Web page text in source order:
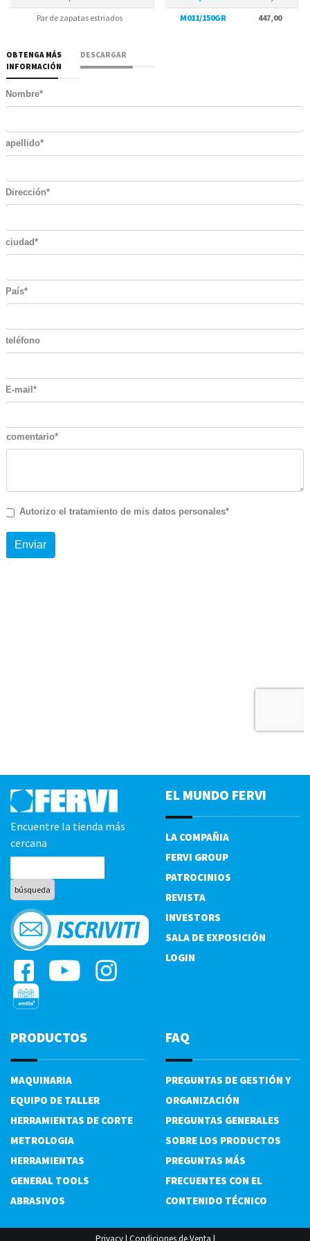
Par de zapatas estriados
150 x 45h mm 2,07 kg
M011/150GR
447,00
OBTENGA MÁS
INFORMACIÓN
DESCARGAR
Encuentre la tienda más
cercana
EL MUNDO FERVI
LA COMPAÑIA
FERVI GROUP
PATROCINIOS
REVISTA
INVESTORS
SALA DE EXPOSICIÓN
LOGIN
PRODUCTOS
MAQUINARIA
EQUIPO DE TALLER
HERRAMIENTAS DE CORTE
METROLOGIA
HERRAMIENTAS
GENERAL TOOLS
ABRASIVOS
FAQ
PREGUNTAS DE GESTIÓN Y
ORGANIZACIÓN
PREGUNTAS GENERALES
SOBRE LOS PRODUCTOS
PREGUNTAS MÁS
FRECUENTES CON EL
CONTENIDO TÉCNICO